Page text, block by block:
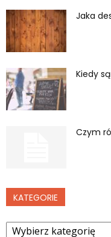
Jaka
Kiedy
Czym
KATEGORIE
Kategorie